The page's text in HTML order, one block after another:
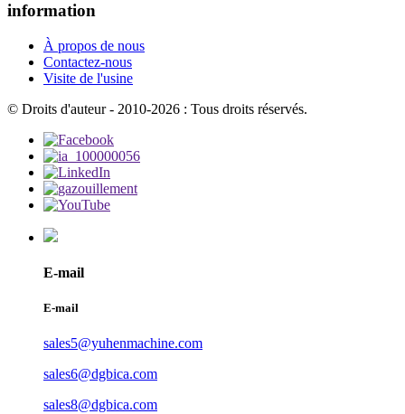
information
À propos de nous
Contactez-nous
Visite de l'usine
© Droits d'auteur - 2010-2026 : Tous droits réservés.
E-mail
E-mail
sales5@yuhenmachine.com
sales6@dgbica.com
sales8@dgbica.com